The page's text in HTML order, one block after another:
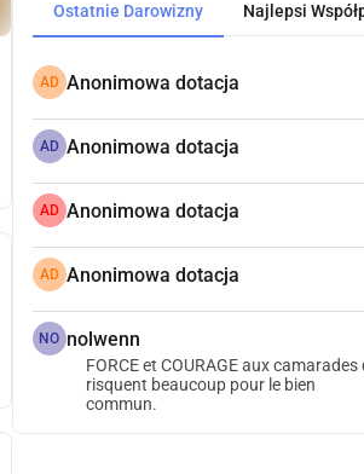
Ostatnie Darowizny Najlepsi
AD Anonimowa dotacja
AD Anonimowa dotacja
AD Anonimowa dotacja
AD Anonimowa dotacja
NO nolwenn
FORCE et COURAGE aux camarades
risquent beaucoup pour le bien
commun.